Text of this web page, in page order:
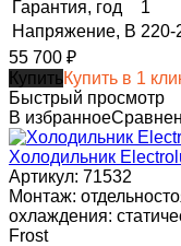
Гарантия, год
1
Напряжение, В 220-
55 700 ₽
КупитьКупить в 1
Быстрый просмотр
В избранное
Холодильник
Артикул: 71532
Монтаж:
охлаждения:
Frost